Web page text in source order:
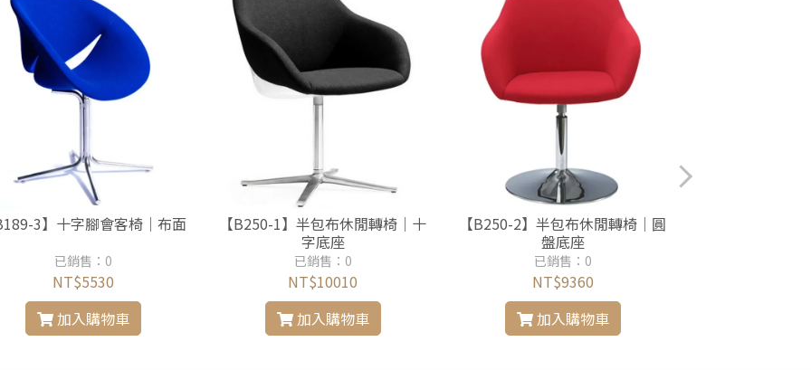
3】十字腳會客椅｜布面
已銷售：0
NT$5530
加入購物車
【B250-1】半包布休閒轉椅｜十
字底座
已銷售：0
NT$10010
加入購物車
【B250-2】半包布休閒轉椅｜圓
盤底座
已銷售：0
NT$9360
加入購物車